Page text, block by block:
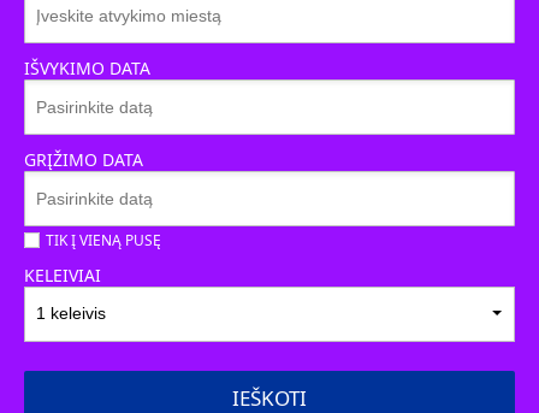
IŠVYKIMO DATA
GRĮŽIMO DATA
TIK Į VIENĄ PUSĘ
KELEIVIAI
1 keleivis
IEŠKOTI